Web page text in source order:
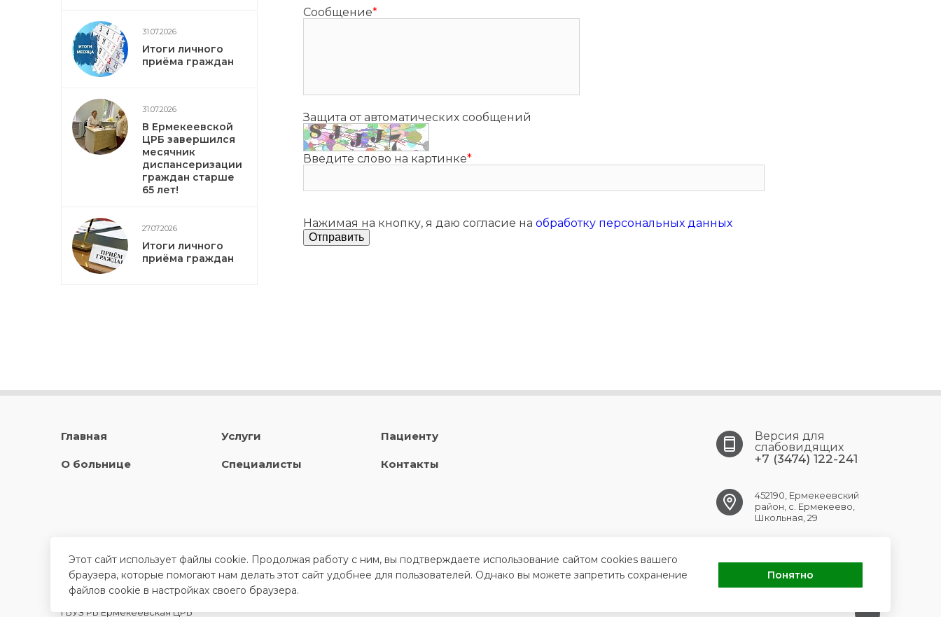
31.07.2026
Итоги личного
приёма граждан
31.07.2026
В Ермекеевской
ЦРБ завершился
месячник
диспансеризации
граждан старше
65 лет!
27.07.2026
Итоги личного
приёма граждан
Сообщение*
Защита от автоматических сообщений
Введите слово на картинке*
Нажимая на кнопку, я даю согласие на обработку персональных данных
Главная
О больнице
Услуги
Специалисты
Пациенту
Контакты
Версия для
слабовидящих
+7 (3474) 122-241
452190, Ермекеевский
район, с. Ермекеево,
Школьная, 29
ГБУЗ РБ Ермекеевская ЦРБ
Этот сайт использует файлы cookie. Продолжая работу с ним, вы подтверждаете использование сайтом cookies вашего
браузера, которые помогают нам делать этот сайт удобнее для пользователей. Однако вы можете запретить сохранение
файлов cookie в настройках своего браузера.
Понятно